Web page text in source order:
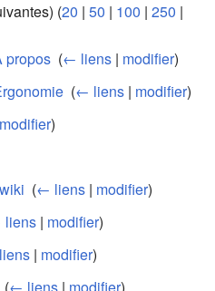
(20 | 50 | 100 | 250 |
propos (← liens | modifier)
(← liens | modifier)
modifier)
(← liens | modifier)
| modifier)
| modifier)